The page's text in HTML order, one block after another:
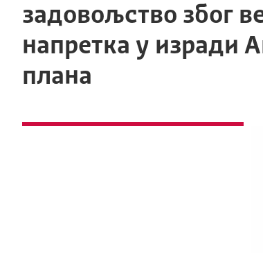
задовољство због
напретка у изради
плана